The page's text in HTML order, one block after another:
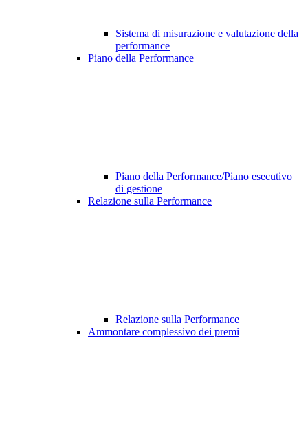
Sistema di misurazione e valutazione della
performance
Piano della Performance
Piano della Performance/Piano esecutivo
di gestione
Relazione sulla Performance
Relazione sulla Performance
Ammontare complessivo dei premi